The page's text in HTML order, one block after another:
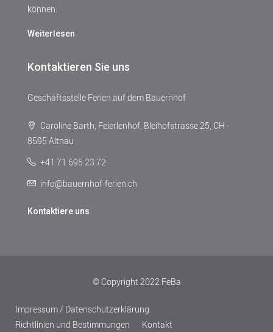
können.
Weiterlesen
Kontaktieren Sie uns
Geschäftsstelle Ferien auf dem Bauernhof
Caroline Barth, Feierlenhof, Bleihofstrasse 25, CH -
8595 Altnau
+41 71 695 23 72
info@bauernhof-ferien.ch
Kontaktiere uns
© Copyright 2022 FeBa
Impressum / Datenschutzerklärung
Richtlinien und Bestimmungen
Kontakt